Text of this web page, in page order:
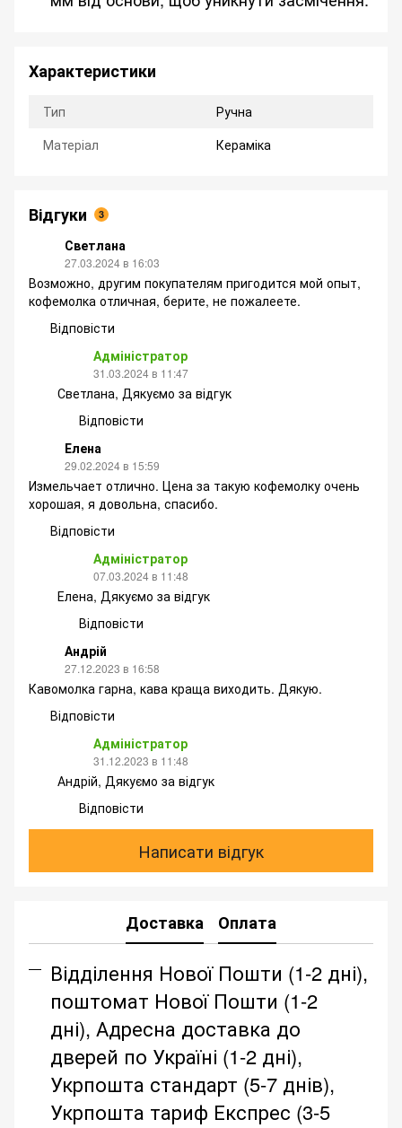
Характеристики
Тип
Ручна
Матеріал
Кераміка
Відгуки 3
Светлана
27.03.2024 в 16:03
Возможно, другим покупателям пригодится мой опыт,
кофемолка отличная, берите, не пожалеете.
Відповісти
Адміністратор
31.03.2024 в 11:47
Светлана, Дякуємо за відгук
Відповісти
Елена
29.02.2024 в 15:59
Измельчает отлично. Цена за такую кофемолку очень
хорошая, я довольна, спасибо.
Відповісти
Адміністратор
07.03.2024 в 11:48
Елена, Дякуємо за відгук
Відповісти
Андрій
27.12.2023 в 16:58
Кавомолка гарна, кава краща виходить. Дякую.
Відповісти
Адміністратор
31.12.2023 в 11:48
Андрій, Дякуємо за відгук
Відповісти
Написати відгук
Доставка Оплата
Відділення Нової Пошти (1-2 дні),
поштомат Нової Пошти (1-2
дні), Адресна доставка до
дверей по Україні (1-2 дні),
Укрпошта стандарт (5-7 днів),
Укрпошта тариф Експрес (3-5